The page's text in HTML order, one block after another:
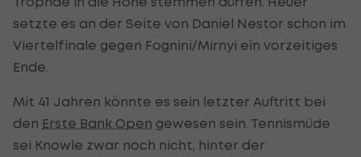
setzte es an der Seite von Daniel Nestor schon im
Viertelfinale gegen Fognini/Mirnyi ein vorzeitiges
Ende.
Mit 41 Jahren könnte es sein letzter Auftritt bei
den Erste Bank Open gewesen sein. Tennismüde
sei Knowle zwar noch nicht, hinter der